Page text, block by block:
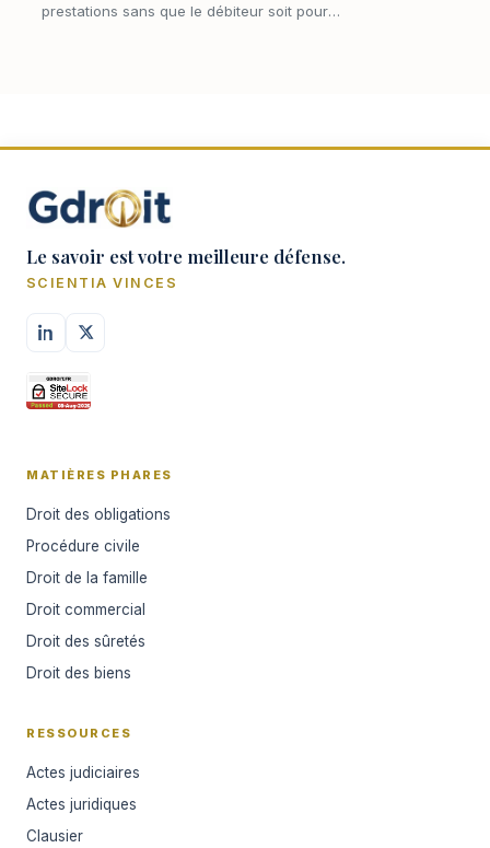
prestations sans que le débiteur soit pour
Le savoir est votre meilleure défense.
SCIENTIA VINCES
MATIÈRES PHARES
Droit des obligations
Procédure civile
Droit de la famille
Droit commercial
Droit des sûretés
Droit des biens
RESSOURCES
Actes judiciaires
Actes juridiques
Clausier